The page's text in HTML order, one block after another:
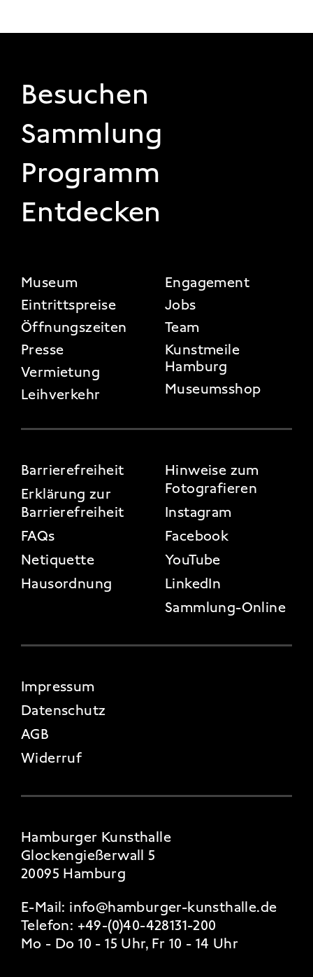
FOOTER 1
Besuchen
Sammlung
Programm
Entdecken
FOOTER 2
Museum
Eintrittspreise
Öffnungszeiten
Presse
Vermietung
Leihverkehr
Engagement
Jobs
Team
Kunstmeile
Hamburg
Museumsshop
FOOTER 3
Barrierefreiheit
Erklärung zur
Barrierefreiheit
FAQs
Netiquette
Hausordnung
Hinweise zum
Fotografieren
Instagram
Facebook
YouTube
LinkedIn
Sammlung-Online
FOOTER 4
Impressum
Datenschutz
AGB
Widerruf
Hamburger Kunsthalle
Glockengießerwall 5
20095 Hamburg
E-Mail: info@hamburger-kunsthalle.de
Telefon: +49-(0)40-428131-200
Mo - Do 10 - 15 Uhr, Fr 10 - 14 Uhr